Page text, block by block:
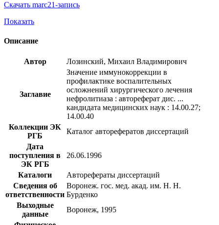
Скачать marc21-запись
Показать
Описание
Автор Лозинский, Михаил Владимирович
Заглавие
Значение иммунокоррекции в
профилактике воспалительных
осложнений хирургического лечения
нефролитиаза : автореферат дис. ...
кандидата медицинских наук : 14.00.27;
14.00.40
Коллекции ЭК
РГБ
Каталог авторефератов диссертаций
Дата
поступления в
ЭК РГБ
26.06.1996
Каталоги
Авторефераты диссертаций
Сведения об
ответственности
Воронеж. гос. мед. акад. им. Н. Н.
Бурденко
Выходные
данные
Воронеж, 1995